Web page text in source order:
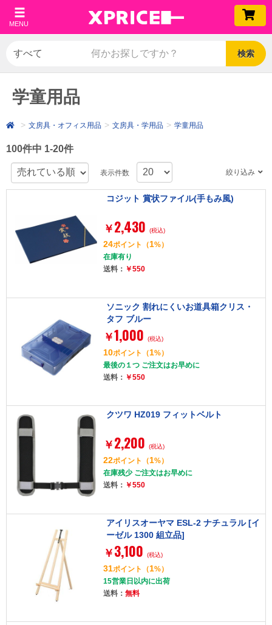
MENU
検索
学童用品
文房具・オフィス用品 文房具・学用品 学童用品
100件中 1-20件
表示件数 絞り込み
コジット 賞状ファイル(手もみ風)
￥ 2,430 (税込)
24ポイント （1%）
在庫有り
送料： ￥550
ソニック 割れにくいお道具箱クリス・
タフ ブルー
￥1,000 (税込)
10ポイント （1%）
最後の１つ ご注文はお早めに
送料： ￥550
クツワ HZ019 フィットベルト
￥ 2,200 (税込)
22ポイント （1%）
在庫残少 ご注文はお早めに
送料： ￥550
アイリスオーヤマ ESL-2 ナチュラル [イ
ーゼル 1300 組立品]
￥ 3,100 (税込)
31ポイント （1%）
15営業日以内に出荷
送料： 無料